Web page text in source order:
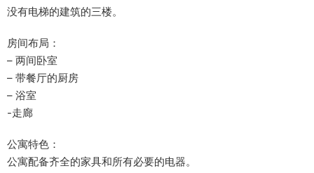
没有电梯的建筑的三楼。
房间布局：
– 两间卧室
– 带餐厅的厨房
– 浴室
-走廊
公寓特色：
公寓配备齐全的家具和所有必要的电器。